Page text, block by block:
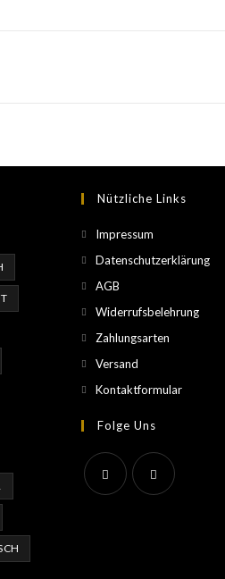
Nützliche Links
Impressum
Datenschutzerklärung
AGB
Widerrufsbelehrung
Zahlungsarten
Versand
Kontaktformular
Folge Uns